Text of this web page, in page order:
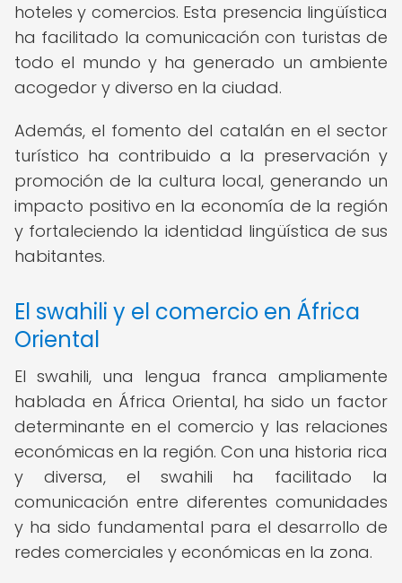
hoteles y comercios. Esta presencia lingüística
ha facilitado la comunicación con turistas de
todo el mundo y ha generado un ambiente
acogedor y diverso en la ciudad.
Además, el fomento del catalán en el sector
turístico ha contribuido a la preservación y
promoción de la cultura local, generando un
impacto positivo en la economía de la región
y fortaleciendo la identidad lingüística de sus
habitantes.
El swahili y el comercio en África
Oriental
El swahili, una lengua franca ampliamente
hablada en África Oriental, ha sido un factor
determinante en el comercio y las relaciones
económicas en la región. Con una historia rica
y diversa, el swahili ha facilitado la
comunicación entre diferentes comunidades
y ha sido fundamental para el desarrollo de
redes comerciales y económicas en la zona.